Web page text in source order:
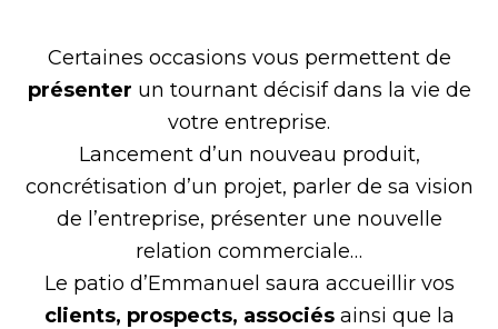
Certaines occasions vous permettent de
présenter un tournant décisif dans la vie de
votre entreprise.
Lancement d’un nouveau produit,
concrétisation d’un projet, parler de sa vision
de l’entreprise, présenter une nouvelle
relation commerciale…
Le patio d’Emmanuel saura accueillir vos
clients, prospects, associésainsi que la